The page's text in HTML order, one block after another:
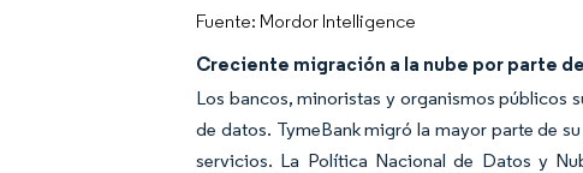
Fuente: Mordor Intelligence
Creciente migración a la nube por parte
Los bancos, minoristas y organismos públicos
de datos. TymeBank migró la mayor parte de
servicios. La Política Nacional de Datos y